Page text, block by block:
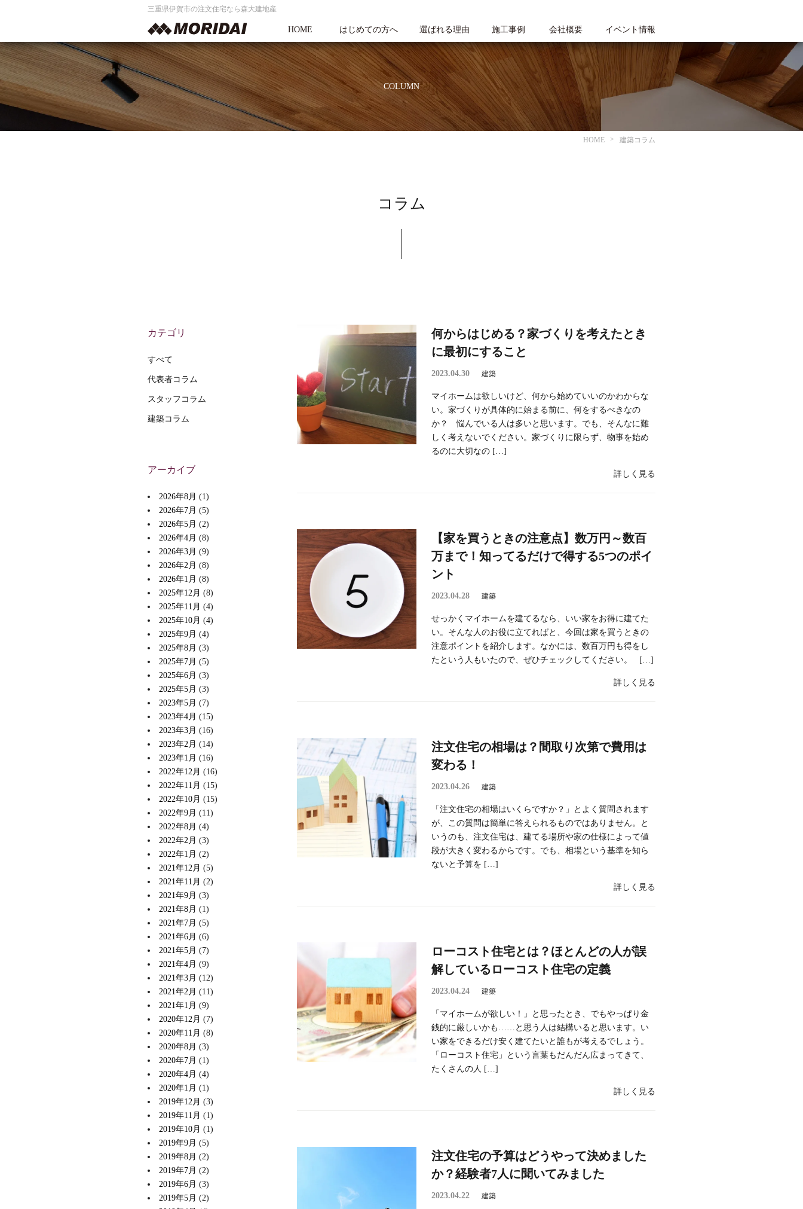
三重県伊賀市の注文住宅なら森大建地産
HOME はじめての方へ 選ばれる理由 施工事例 会社概要 イベント情報
COLUMN
HOME 建築コラム
コラム
何からはじめる？家づくりを考えたとき
に最初にすること
2023.04.30 建築
マイホームは欲しいけど、何から始めていいのかわからな
い。家づくりが具体的に始まる前に、何をするべきなの
か？ 悩んでいる人は多いと思います。でも、そんなに難
しく考えないでください。家づくりに限らず、物事を始め
るのに大切なの […]
詳しく見る
【家を買うときの注意点】数万円～数百
万まで！知ってるだけで得する5つのポイ
ント
2023.04.28 建築
せっかくマイホームを建てるなら、いい家をお得に建てた
い。そんな人のお役に立てればと、今回は家を買うときの
注意ポイントを紹介します。なかには、数百万円も得をし
たという人もいたので、ぜひチェックしてください。 […]
詳しく見る
注文住宅の相場は？間取り次第で費用は
変わる！
2023.04.26 建築
「注文住宅の相場はいくらですか？」とよく質問されます
が、この質問は簡単に答えられるものではありません。と
いうのも、注文住宅は、建てる場所や家の仕様によって値
段が大きく変わるからです。でも、相場という基準を知ら
ないと予算を […]
詳しく見る
ローコスト住宅とは？ほとんどの人が誤
解しているローコスト住宅の定義
2023.04.24 建築
「マイホームが欲しい！」と思ったとき、でもやっぱり金
銭的に厳しいかも……と思う人は結構いると思います。い
い家をできるだけ安く建てたいと誰もが考えるでしょう。
「ローコスト住宅」という言葉もだんだん広まってきて、
たくさんの人 […]
詳しく見る
注文住宅の予算はどうやって決めました
か？経験者7人に聞いてみました
2023.04.22 建築
カテゴリ
すべて
代表者コラム
スタッフコラム
建築コラム
アーカイブ
2026年8月 (1)
2026年7月 (5)
2026年5月 (2)
2026年4月 (8)
2026年3月 (9)
2026年2月 (8)
2026年1月 (8)
2025年12月 (8)
2025年11月 (4)
2025年10月 (4)
2025年9月 (4)
2025年8月 (3)
2025年7月 (5)
2025年6月 (3)
2025年5月 (3)
2023年5月 (7)
2023年4月 (15)
2023年3月 (16)
2023年2月 (14)
2023年1月 (16)
2022年12月 (16)
2022年11月 (15)
2022年10月 (15)
2022年9月 (11)
2022年8月 (4)
2022年2月 (3)
2022年1月 (2)
2021年12月 (5)
2021年11月 (2)
2021年9月 (3)
2021年8月 (1)
2021年7月 (5)
2021年6月 (6)
2021年5月 (7)
2021年4月 (9)
2021年3月 (12)
2021年2月 (11)
2021年1月 (9)
2020年12月 (7)
2020年11月 (8)
2020年8月 (3)
2020年7月 (1)
2020年4月 (4)
2020年1月 (1)
2019年12月 (3)
2019年11月 (1)
2019年10月 (1)
2019年9月 (5)
2019年8月 (2)
2019年7月 (2)
2019年6月 (3)
2019年5月 (2)